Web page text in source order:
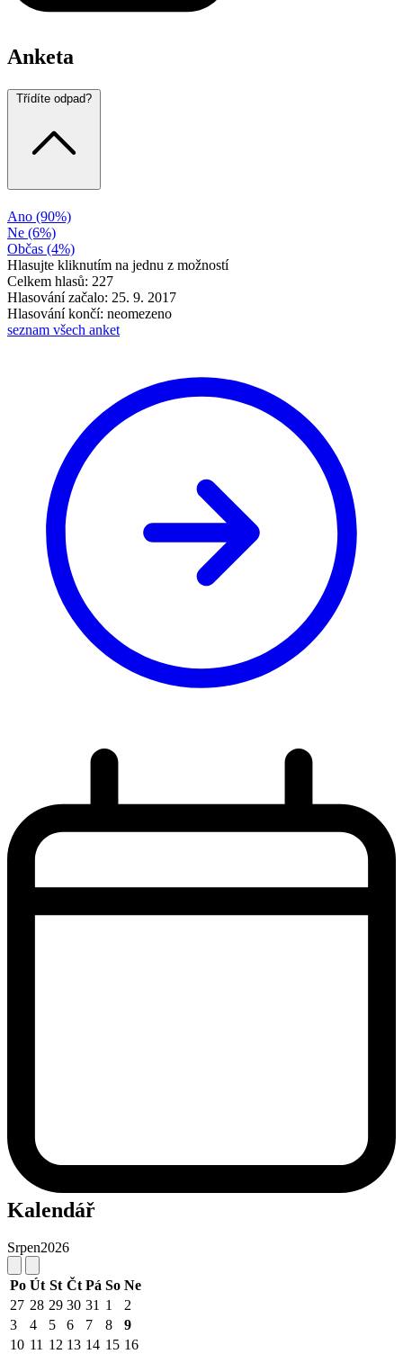
Anketa
Třídíte odpad?
Ano (90%)
Ne (6%)
Občas (4%)
Hlasujte kliknutím na jednu z možností
Celkem hlasů: 227
Hlasování začalo: 25. 9. 2017
Hlasování končí: neomezeno
seznam všech anket
Kalendář
Srpen2026
Po Út St Čt Pá So Ne
27 28 29 30 31 1
2
3
4 5 6 7 8
9
10 11 12 13 14 15 16